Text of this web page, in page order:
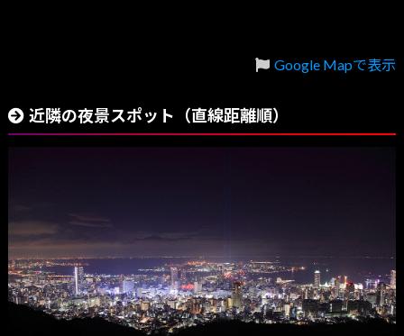
Google Mapで表示
近隣の夜景スポット（直線距離順）